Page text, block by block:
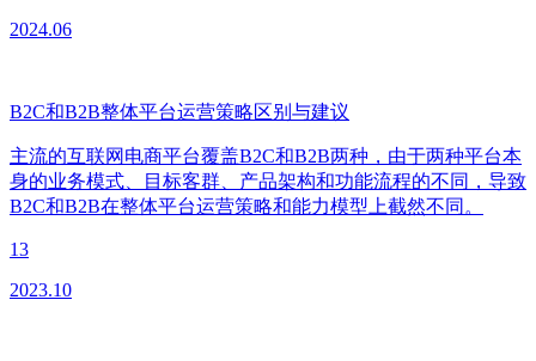
2024.06
B2C和B2B整体平台运营策略区别与建议
主流的互联网电商平台覆盖B2C和B2B两种，由于两种平台本
身的业务模式、目标客群、产品架构和功能流程的不同，导致
B2C和B2B在整体平台运营策略和能力模型上截然不同。
13
2023.10